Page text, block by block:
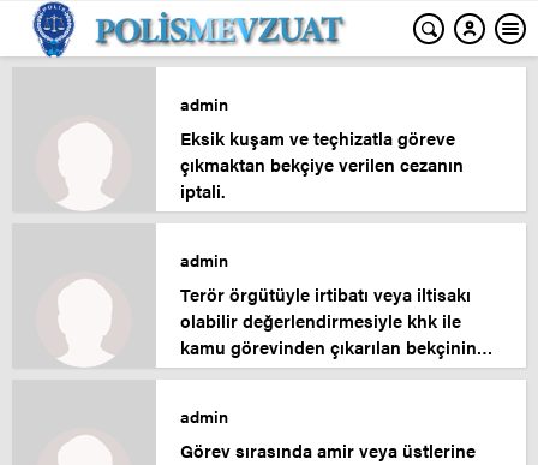
admin
Eksik kuşam ve teçhizatla göreve
çıkmaktan bekçiye verilen cezanın
iptali.
admin
Terör örgütüyle irtibatı veya iltisakı
olabilir değerlendirmesiyle khk ile
kamu görevinden çıkarılan bekçinin
davası.
admin
Görev sırasında amir veya üstlerine